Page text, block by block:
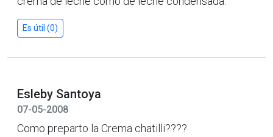
Es útil (0)
Esleby Santoya
07-05-2008
Como preparto la Crema chatilli????